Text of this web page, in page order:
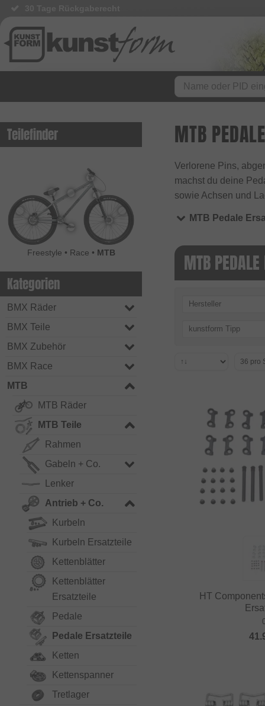
Teilefinder
Freestyle • Race • MTB
Kategorien
BMX Räder
BMX Teile
BMX Zubehör
BMX Race
MTB
MTB Räder
MTB Teile
Rahmen
Gabeln + Co.
Lenker
Antrieb + Co.
Kurbeln
Kurbeln Ersatzteile
Kettenblätter
Kettenblätter
Ersatzteile
Pedale
Pedale Ersatzteile
Ketten
Kettenspanner
Tretlager
MTB
Verlorene Pins,
machst du deine
sowie Achsen und
MTB Pedale
MTB PEDALE
Hersteller
kunstform Tipp
HT